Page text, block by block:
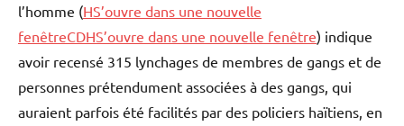
l’homme (HS’ouvre dans une nouvelle
fenêtreCDHS’ouvre dans une nouvelle fenêtre) indique
avoir recensé 315 lynchages de membres de gangs et de
personnes prétendument associées à des gangs, qui
auraient parfois été facilités par des policiers haïtiens, en